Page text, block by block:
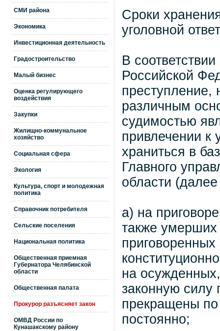
СМИ района
Экономика
Инвестиционная деятельность
Градостроительство
Малый бизнес
Оценка регулирующего
воздействия
Закупки
Жилищно-коммунальное
хозяйство
Социальная сфера
Экология
Культура, спорт и молодежная
политика
Справочник потребителя
Сельские поселения
Национальная политика
Общественная приемная
Губернатора Челябинской
области
Общественная палата
Прокурор разъясняет закон
ОМВД России по
Кунашакскому району
Сроки
уголовной
В
Российской
преступление,
различным
судимостью
привлечении к
храниться в
Главного
области
а) на
также
на
законную силу
прекращены
постоянно;